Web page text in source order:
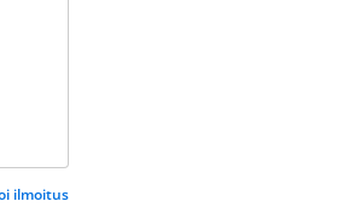
ilmoitus